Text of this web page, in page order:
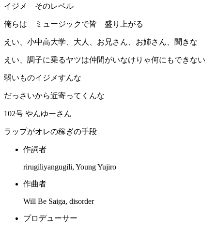
イジメ そのレベル
俺らは ミュージックで皆 盛り上がる
えい、小中高大学、大人、お兄さん、お姉さん、聞きな
えい、調子に乗るヤツは仲間がいなけりゃ何にもできない
弱いものイジメすんな
だっさいから近寄ってくんな
102号 やんゆーさん
ラップがオレの稼ぎの手段
作詞者
rirugiliyangugili, Young Yujiro
作曲者
Will Be Saiga, disorder
プロデューサー